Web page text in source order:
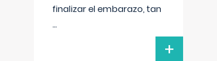
finalizar el embarazo, tan
...
+